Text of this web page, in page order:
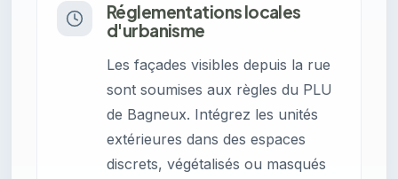
Réglementations locales
d'urbanisme
Les façades visibles depuis la rue
sont soumises aux règles du PLU
de Bagneux. Intégrez les unités
extérieures dans des espaces
discrets, végétalisés ou masqués